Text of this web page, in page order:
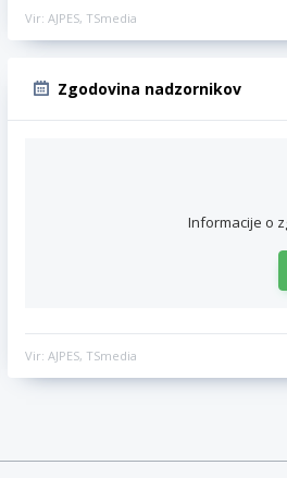
Vir: AJPES, TSmedia
Zgodovina nadzornikov
Informacije o
Vir: AJPES, TSmedia